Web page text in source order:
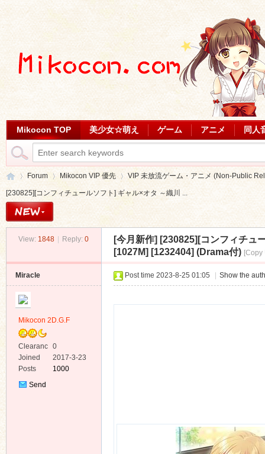
Mikocon TOP 美少女☆萌え ゲーム アニメ 同人
Mi »
Forum
›
Mikocon VIP 優先
›
VIP 未放流ゲーム・アニメ (Non-Public
[230825][コンフィチュールソフト] ギャル×オタ ～織川 ...
View: 1848 Reply: 0 [今月新作] [230825][コンフィチュ
[1027M] [1232404] (Drama付) [Copy
Miracle
Mikocon 2D.G.F
Clearanc
e
0
Joined
2017-3-23
Posts
1000
Send
Post time 2023-8-25 01:05 Show the